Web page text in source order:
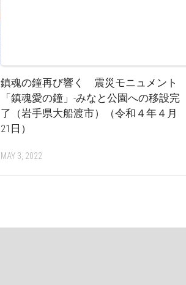
鎮魂の鐘再び響く 震災モニュメント
「鎮魂愛の鐘」-みなと公園への移設完
了（岩手県大船渡市）（令和４年４月
21日）
MAY 3, 2022